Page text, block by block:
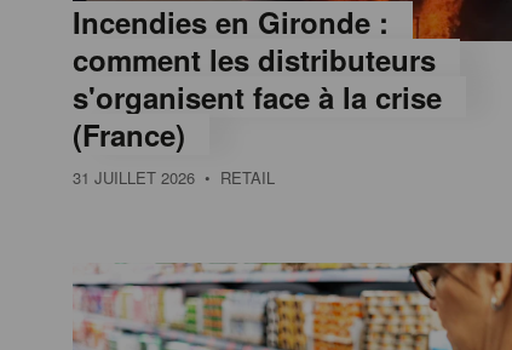
Incendies en Gironde :
comment les distributeurs
s'organisent face à la crise
(France)
31 JUILLET 2026 • RETAIL